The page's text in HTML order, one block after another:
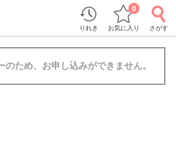
りれき お気に入り
0
さがす
ため、お申し込みができません。